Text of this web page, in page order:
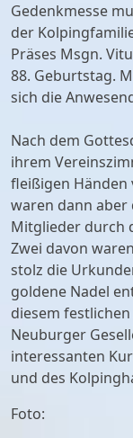
Gedenkmesse
der
Präses Msgn.
88. Geburtstag.
sich die
Nach dem
ihrem
fleißigen
waren dann
Mitglieder durch
Zwei davon
stolz die
goldene Nadel
diesem
Neuburger
interessanten
und des
Foto: